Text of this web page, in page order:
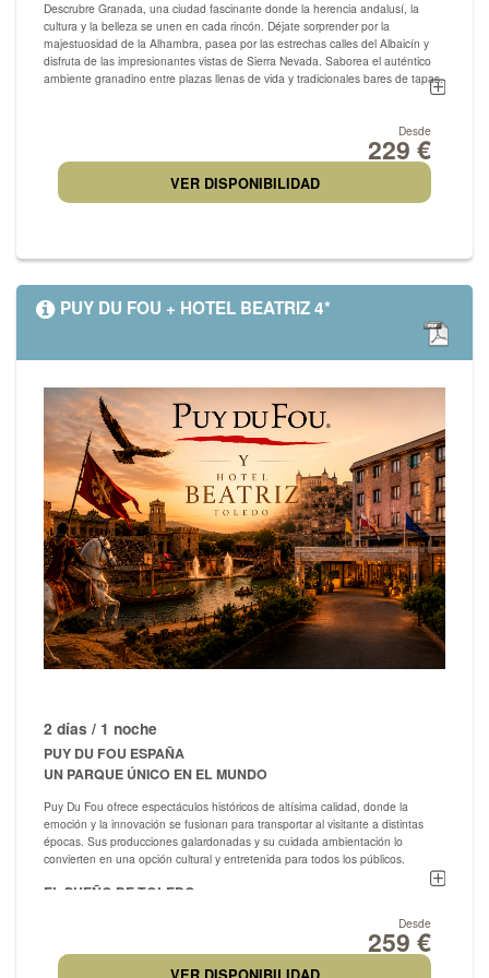
Descrubre Granada, una ciudad fascinante donde la herencia andalusí, la
cultura y la belleza se unen en cada rincón. Déjate sorprender por la
majestuosidad de la Alhambra, pasea por las estrechas calles del Albaicín y
disfruta de las impresionantes vistas de Sierra Nevada. Saborea el auténtico
ambiente granadino entre plazas llenas de vida y tradicionales bares de tapas.
experiencia inolvidable. Un lugar único que conquista a todos los que la visitan.
Desde
229 €
VER DISPONIBILIDAD
PUY DU FOU + HOTEL BEATRIZ 4*
2 días / 1 noche
PUY DU FOU ESPAÑA
UN PARQUE ÚNICO EN EL MUNDO
Puy Du Fou ofrece espectáculos históricos de altísima calidad, donde la
emoción y la innovación se fusionan para transportar al visitante a distintas
épocas. Sus producciones galardonadas y su cuidada ambientación lo
convierten en una opción cultural y entretenida para todos los públicos.
EL SUEÑO DE TOLEDO
El Sueño de Toledo es un espectáculo nocturno grandioso que narra 1.500
años de historia en un escenario al aire libre de 5 hectáreas, con más de 200
Desde
259 €